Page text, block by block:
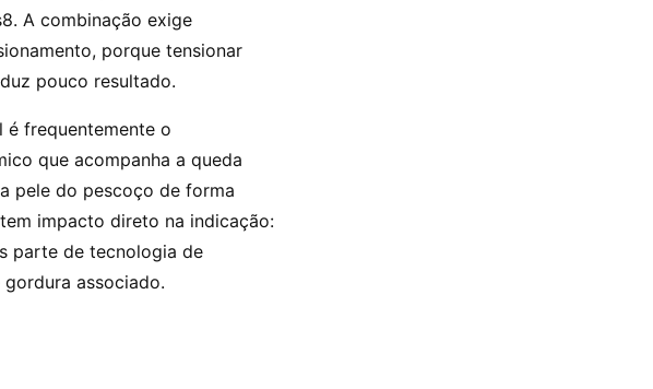
A combinação exige
porque tensionar
pouco resultado.
é frequentemente o
que acompanha a queda
pele do pescoço de forma
impacto direto na indicação:
parte de tecnologia de
associado.